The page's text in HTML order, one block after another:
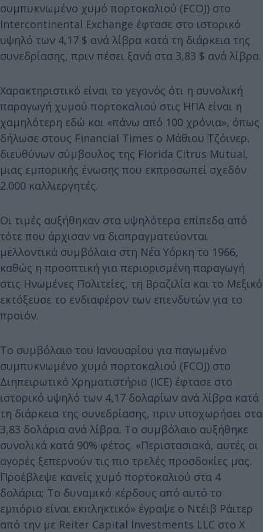
συμπυκνωμένο χυμό πορτοκαλιού (FCOJ) στο
Intercontinental Exchange έφτασε στο ιστορικό
υψηλό των 4,17 $ ανά λίβρα κατά τη διάρκεια της
συνεδρίασης, πριν πέσει ξανά στα 3,83 $ ανά λίβρα.
Χαρακτηριστικό είναι το γεγονός ότι η συνολική
παραγωγή χυμού πορτοκαλιού στις ΗΠΑ είναι η
χαμηλότερη εδώ και «πάνω από 100 χρόνια», όπως
δήλωσε στους Financial Times ο Μάθιου Τζόινερ,
διευθύνων σύμβουλος της Florida Citrus Mutual,
μιας εμπορικής ένωσης που εκπροσωπεί σχεδόν
2.000 καλλιεργητές.
Οι τιμές αυξήθηκαν στα υψηλότερα επίπεδα από
τότε που άρχισαν να διαπραγματεύονται
μελλοντικά συμβόλαια στη Νέα Υόρκη το 1966,
καθώς η προοπτική για περιορισμένη παραγωγή
στις Ηνωμένες Πολιτείες, τη Βραζιλία και το Μεξικό
εκτόξευσε το ενδιαφέρον των επενδυτών για το
προϊόν.
Το συμβόλαιο του Ιανουαρίου για παγωμένο
συμπυκνωμένο χυμό πορτοκαλιού (FCOJ) στο
Διηπειρωτικό Χρηματιστήριο (ICE) έφτασε στο
ιστορικό υψηλό των 4,17 δολαρίων ανά λίβρα κατά
τη διάρκεια της συνεδρίασης, πριν υποχωρήσει στα
3,83 δολάρια ανά λίβρα. Το συμβόλαιο αυξήθηκε
συνολικά κατά 90% φέτος. «Περιστασιακά, αυτές οι
αγορές ξεπερνούν τις πιο τρελές προσδοκίες μας.
Προέβλεψε κανείς χυμό πορτοκαλιού στα 4
δολάρια; Το δυναμικό κέρδους από αυτό το
εμπόριο είναι εκπληκτικό» έγραψε ο Ντέιβ Ράιτερ
από την με Reiter Capital Investments LLC στο X